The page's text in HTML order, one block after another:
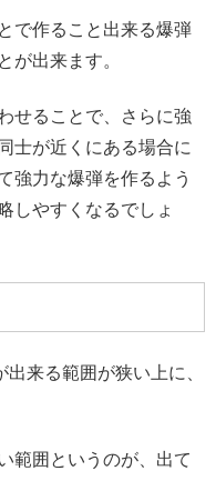
で作ること出来る爆弾
が出来ます。
せることで、さらに強
士が近くにある場合に
強力な爆弾を作るよう
しやすくなるでしょ
来る範囲が狭い上に、
範囲というのが、出て